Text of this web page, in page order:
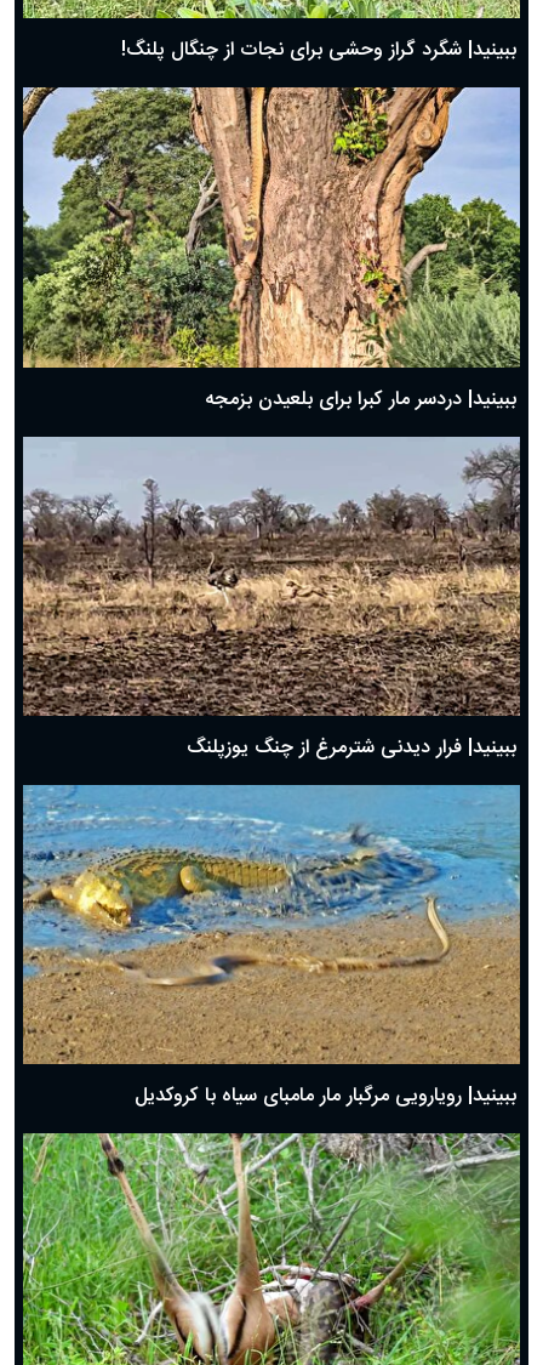
ببینید| شگرد گراز وحشی برای نجات از چنگال پلنگ!
ببینید| دردسر مار کبرا برای بلعیدن بزمجه
ببینید| فرار دیدنی شترمرغ از چنگ یوزپلنگ
ببینید| رویارویی مرگبار مار مامبای سیاه با کروکدیل